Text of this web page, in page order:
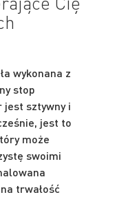
wykonana z
stop
sztywny i
jest to
może
swoimi
trwałość